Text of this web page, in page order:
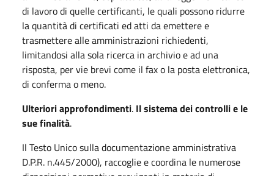
di lavoro di quelle certificanti, le quali possono ridurre
la quantità di certificati ed atti da emettere e
trasmettere alle amministrazioni richiedenti,
limitandosi alla sola ricerca in archivio e ad una
risposta, per vie brevi come il fax o la posta elettronica,
di conferma o meno.
Ulteriori approfondimenti. Il sistema dei controlli e le
sue finalità.
Il Testo Unico sulla documentazione amministrativa
D.P.R. n.445/2000), raccoglie e coordina le numerose